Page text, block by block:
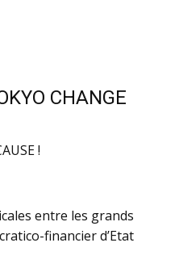
CHANGE
!
entre les grands
financier d’Etat